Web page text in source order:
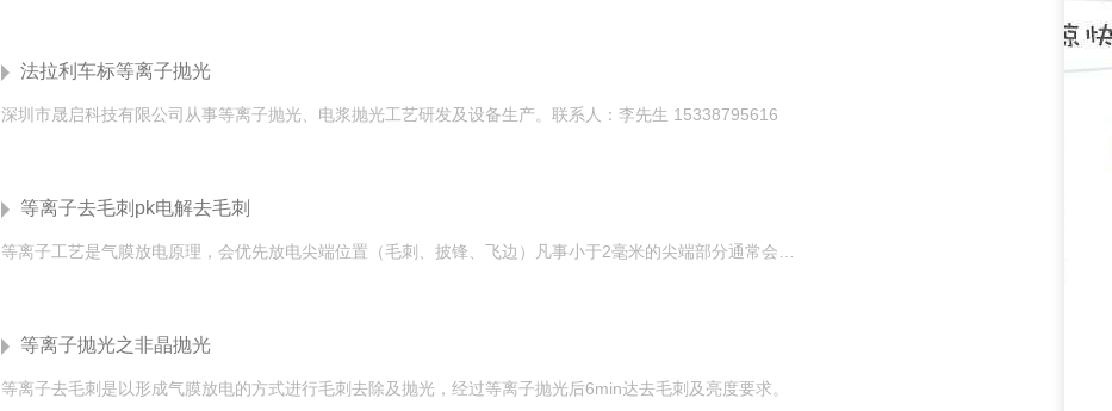
法拉利车标等离子抛光
深圳市晟启科技有限公司从事等离子抛光、电浆抛光工艺研发及设备生产。联系人：李先生 15338795616
等离子去毛刺pk电解去毛刺
等离子抛光之非晶抛光
等离子去毛刺是以形成气膜放电的方式进行毛刺去除及抛光，经过等离子抛光后6min达去毛刺及亮度要求。